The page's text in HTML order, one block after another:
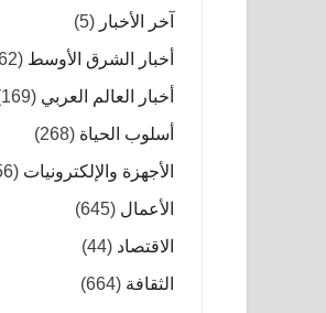
آخر الأخبار (5)
أخبار الشرق الأوسط (362)
أخبار العالم العربي (169)
أسلوب الحياة (268)
الأجهزة والإلكترونيات (756)
الأعمال (645)
الاقتصاد (44)
الثقافة (664)